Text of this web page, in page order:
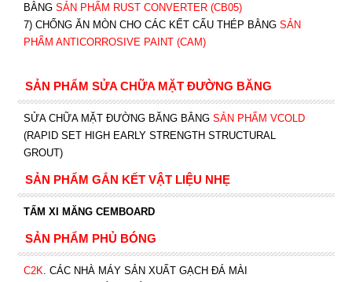
BẰNG SẢN PHẨM RUST CONVERTER (CB05)
7) CHỐNG ĂN MÒN CHO CÁC KẾT CẤU THÉP BẰNG SẢN
PHẨM ANTICORROSIVE PAINT (CAM)
SẢN PHẨM SỬA CHỮA MẶT ĐƯỜNG BĂNG
SỬA CHỮA MẶT ĐƯỜNG BĂNG BẰNG SẢN PHẨM VCOLD
(RAPID SET HIGH EARLY STRENGTH STRUCTURAL
GROUT)
SẢN PHẨM GẮN KẾT VẬT LIỆU NHẸ
TẤM XI MĂNG CEMBOARD
SẢN PHẨM PHỦ BÓNG
C2K CÁC NHÀ MÁY SẢN XUẤT GẠCH ĐÁ MÀI